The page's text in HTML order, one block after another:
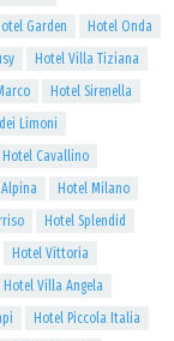
Garden
Hotel Onda
Hotel Villa Tiziana
Hotel Sirenella
Limoni
Hotel Cavallino
Hotel Milano
Hotel Splendid
Hotel Vittoria
Hotel Villa Angela
Hotel Piccola Italia